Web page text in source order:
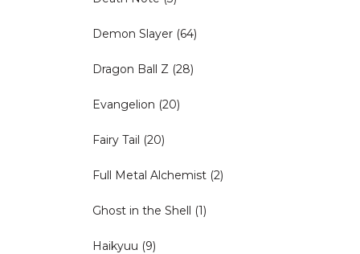
Demon Slayer (64)
Dragon Ball Z (28)
Evangelion (20)
Fairy Tail (20)
Full Metal Alchemist (2)
Ghost in the Shell (1)
Haikyuu (9)